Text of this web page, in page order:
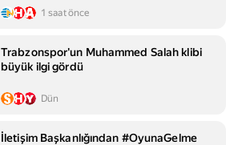
1 saat önce
Trabzonspor'un Muhammed Salah klibi
büyük ilgi gördü
Dün
İletişim Başkanlığından #OyunaGelme